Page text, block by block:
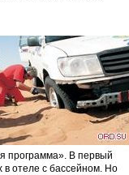
программа». В первый
в отеле с бассейном. Но